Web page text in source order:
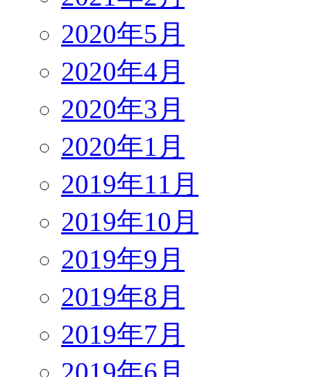
2020年5月
2020年4月
2020年3月
2020年1月
2019年11月
2019年10月
2019年9月
2019年8月
2019年7月